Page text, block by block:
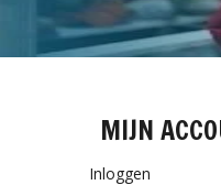
MIJN
Inloggen